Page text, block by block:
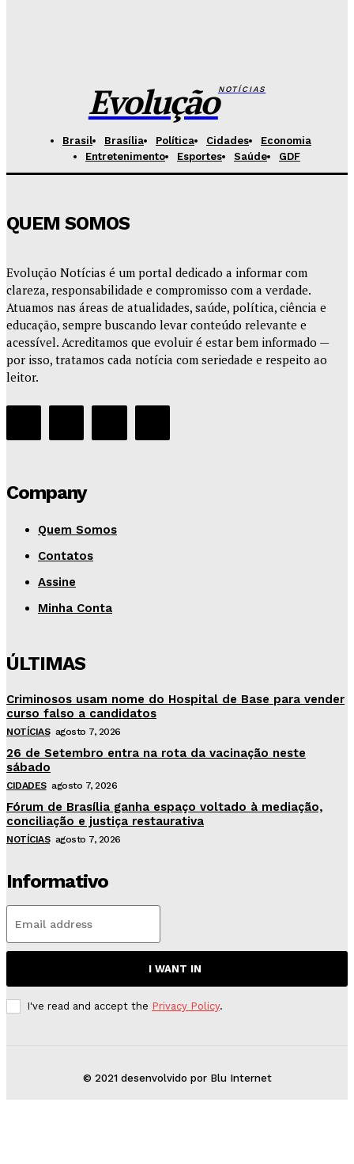
EvoluçãoNOTÍCIAS
Brasil Brasília Política Cidades
Economia
Entretenimento
Esportes Saúde GDF
QUEM SOMOS
Evolução Notícias é um portal dedicado a informar com
clareza, responsabilidade e compromisso com a verdade.
Atuamos nas áreas de atualidades, saúde, política, ciência e
educação, sempre buscando levar conteúdo relevante e
acessível. Acreditamos que evoluir é estar bem informado —
por isso, tratamos cada notícia com seriedade e respeito ao
leitor.
Company
Quem Somos
Contatos
Assine
Minha Conta
ÚLTIMAS
Criminosos usam nome do Hospital de Base para vender
curso falso a candidatos
NOTÍCIAS agosto 7, 2026
26 de Setembro entra na rota da vacinação neste
sábado
CIDADES agosto 7, 2026
Fórum de Brasília ganha espaço voltado à mediação,
conciliação e justiça restaurativa
NOTÍCIAS agosto 7, 2026
Informativo
I WANT IN
I've read and accept the Privacy Policy.
© 2021 desenvolvido por Blu Internet